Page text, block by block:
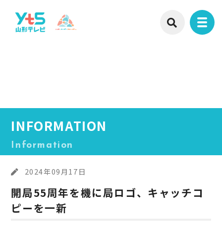
INFORMATION
Information
2024年09月17日
開局55周年を機に局ロゴ、キャッチコ
ピーを一新